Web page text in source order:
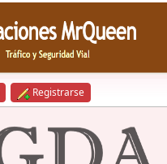
Registrarse